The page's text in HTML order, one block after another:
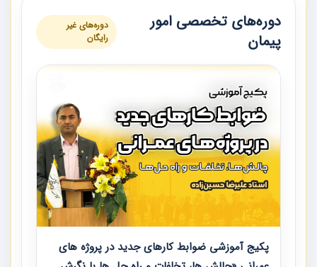
دوره‌های تخصصی امور
پیمان
دوره‌های غیر
رایگان
پکیج آموزشی ضوابط کارهای جدید در پروژه های